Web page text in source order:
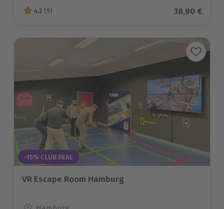
4.2 von 5 Sternen basierend auf 9 Bewertungen
4.2 (9) Aktueller
38,90 €
-15% CLUB DEAL
VR Escape Room Hamburg